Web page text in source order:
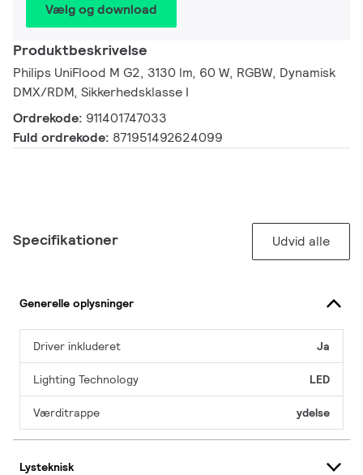
Vælg og download
Produktbeskrivelse
Philips UniFlood M G2, 3130 lm, 60 W, RGBW, Dynamisk
DMX/RDM, Sikkerhedsklasse I
Ordrekode: 911401747033
Fuld ordrekode: 871951492624099
Specifikationer Udvid alle
Generelle oplysninger
Driver inkluderet Ja
Lighting Technology LED
Værditrappe ydelse
Lysteknisk